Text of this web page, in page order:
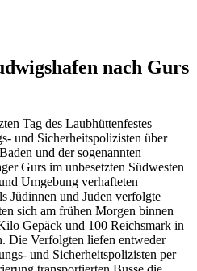
nach Gurs
Tag des Laubhüttenfestes
und Sicherheitspolizisten über
und der sogenannten
Gurs im unbesetzten Südwesten
Umgebung verhafteten
Jüdinnen und Juden verfolgte
sich am frühen Morgen binnen
Gepäck und 100 Reichsmark in
Die Verfolgten liefen entweder
und Sicherheitspolizisten per